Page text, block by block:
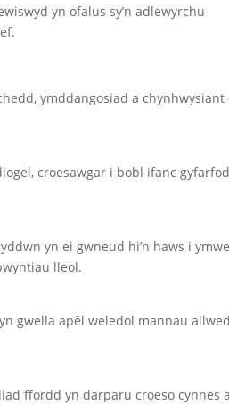
yn ofalus sy’n adlewyrchu
ymddangosiad a chynhwysiant
croesawgar i bobl ifanc
yn ei gwneud hi’n haws i
lleol.
gwella apêl weledol mannau
ffordd yn darparu croeso cynnes